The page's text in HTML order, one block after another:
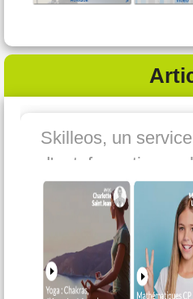
Skilleos, un service
d'autoformation en